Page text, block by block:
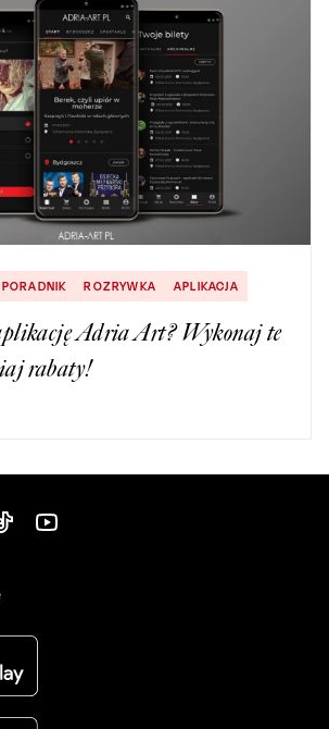
PORADNIK ROZRYWKA APLIKACJA
Adria Art? Wykonaj te
rabaty!